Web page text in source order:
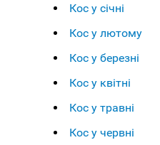
Кос у січні
Кос у лютому
Кос у березні
Кос у квітні
Кос у травні
Кос у червні